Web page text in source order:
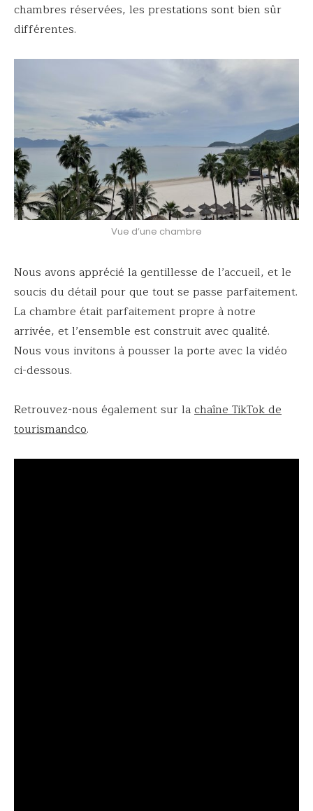
chambres réservées, les prestations sont bien sûr
différentes.
Vue d’une chambre
Nous avons apprécié la gentillesse de l’accueil, et le
soucis du détail pour que tout se passe parfaitement.
La chambre était parfaitement propre à notre
arrivée, et l’ensemble est construit avec qualité.
Nous vous invitons à pousser la porte avec la vidéo
ci-dessous.
Retrouvez-nous également sur lachaîne TikTok de
tourismandco.